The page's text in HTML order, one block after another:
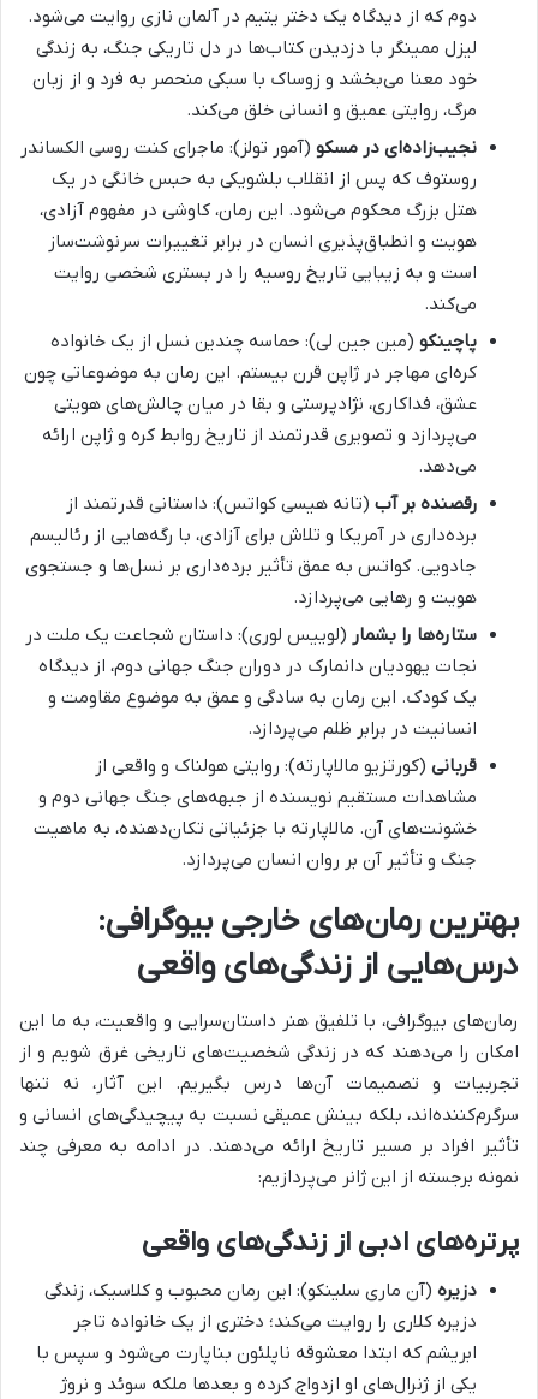
دوم که از دیدگاه یک دختر یتیم در آلمان نازی روایت می‌شود.
لیزل ممینگر با دزدیدن کتاب‌ها در دل تاریکی جنگ، به زندگی
خود معنا می‌بخشد و زوساک با سبکی منحصر به فرد و از زبان
مرگ، روایتی عمیق و انسانی خلق می‌کند.
نجیب‌زاده‌ای در مسکو (آمور تولز): ماجرای کنت روسی الکساندر
روستوف که پس از انقلاب بلشویکی به حبس خانگی در یک
هتل بزرگ محکوم می‌شود. این رمان، کاوشی در مفهوم آزادی،
هویت و انطباق‌پذیری انسان در برابر تغییرات سرنوشت‌ساز
است و به زیبایی تاریخ روسیه را در بستری شخصی روایت
می‌کند.
پاچینکو (مین جین لی): حماسه چندین نسل از یک خانواده
کره‌ای مهاجر در ژاپن قرن بیستم. این رمان به موضوعاتی چون
عشق، فداکاری، نژادپرستی و بقا در میان چالش‌های هویتی
می‌پردازد و تصویری قدرتمند از تاریخ روابط کره و ژاپن ارائه
می‌دهد.
رقصنده بر آب (تانه هیسی کواتس): داستانی قدرتمند از
برده‌داری در آمریکا و تلاش برای آزادی، با رگه‌هایی از رئالیسم
جادویی. کواتس به عمق تأثیر برده‌داری بر نسل‌ها و جستجوی
هویت و رهایی می‌پردازد.
ستاره‌ها را بشمار (لوییس لوری): داستان شجاعت یک ملت در
نجات یهودیان دانمارک در دوران جنگ جهانی دوم، از دیدگاه
یک کودک. این رمان به سادگی و عمق به موضوع مقاومت و
انسانیت در برابر ظلم می‌پردازد.
قربانی (کورتزیو مالاپارته): روایتی هولناک و واقعی از
مشاهدات مستقیم نویسنده از جبهه‌های جنگ جهانی دوم و
خشونت‌های آن. مالاپارته با جزئیاتی تکان‌دهنده، به ماهیت
جنگ و تأثیر آن بر روان انسان می‌پردازد.
بهترین رمان‌های خارجی بیوگرافی:
درس‌هایی از زندگی‌های واقعی
رمان‌های بیوگرافی، با تلفیق هنر داستان‌سرایی و واقعیت، به ما این
امکان را می‌دهند که در زندگی شخصیت‌های تاریخی غرق شویم و از
تجربیات و تصمیمات آن‌ها درس بگیریم. این آثار، نه تنها
سرگرم‌کننده‌اند، بلکه بینش عمیقی نسبت به پیچیدگی‌های انسانی و
تأثیر افراد بر مسیر تاریخ ارائه می‌دهند. در ادامه به معرفی چند
نمونه برجسته از این ژانر می‌پردازیم:
پرتره‌های ادبی از زندگی‌های واقعی
دزیره (آن ماری سلینکو): این رمان محبوب و کلاسیک، زندگی
دزیره کلاری را روایت می‌کند؛ دختری از یک خانواده تاجر
ابریشم که ابتدا معشوقه ناپلئون بناپارت می‌شود و سپس با
یکی از ژنرال‌های او ازدواج کرده و بعدها ملکه سوئد و نروژ